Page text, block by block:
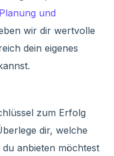
Planung und
wir dir wertvolle
dein eigenes
zum Erfolg
dir, welche
anbieten möchtest